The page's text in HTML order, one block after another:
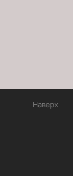
Наверх